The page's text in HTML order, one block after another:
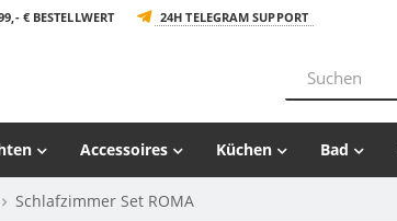
€ BESTELLWERT 24H TELEGRAM SUPPORT
Accessoires Küchen Bad
Schlafzimmer Set ROMA